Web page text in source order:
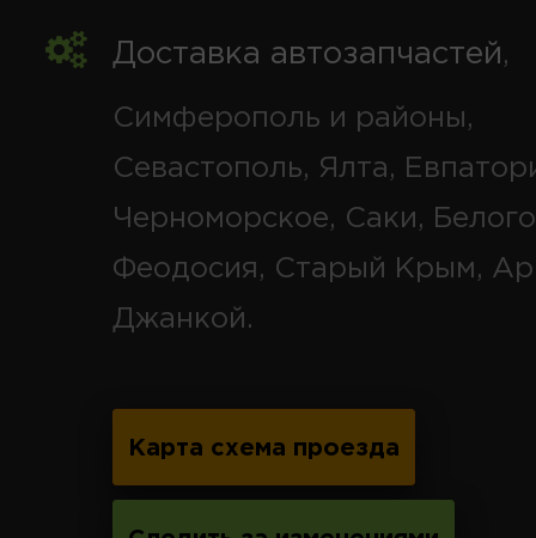
Доставка автозапчастей,
Симферополь и районы,
Севастополь, Ялта,
Черноморское, Саки,
Феодосия, Старый Крым,
Джанкой.
Карта схема проезда